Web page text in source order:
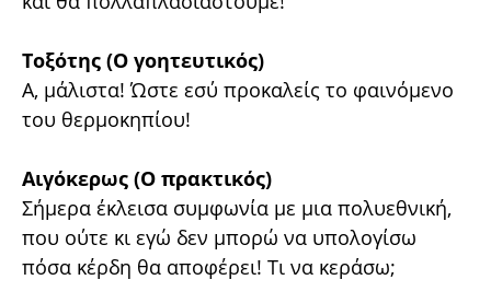
Τοξότης (Ο γοητευτικός)
Α, μάλιστα! Ώστε εσύ προκαλείς το φαινόμενο
του θερμοκηπίου!
Αιγόκερως (Ο πρακτικός)
Σήμερα έκλεισα συμφωνία με μια πολυεθνική,
που ούτε κι εγώ δεν μπορώ να υπολογίσω
πόσα κέρδη θα αποφέρει! Τι να κεράσω;